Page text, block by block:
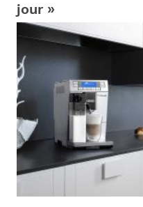
jour »